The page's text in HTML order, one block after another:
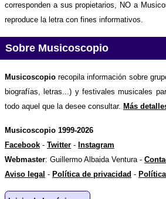
corresponden a sus propietarios, NO a
reproduce la letra con fines informativos.
Sobre Musicoscopio
Musicoscopio recopila información sobre
biografías, letras...) y festivales musicales
todo aquel que la desee consultar. Más
Musicoscopio 1999-2026
Facebook - Twitter - Instagram
Webmaster: Guillermo Albaida Ventura -
Aviso legal - Política de privacidad -